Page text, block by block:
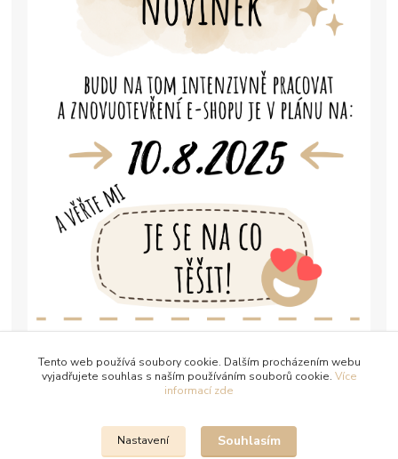
Tento web používá soubory cookie. Dalším procházením webu
vyjadřujete souhlas s naším používáním souborů cookie. Více
informací zde
Nastavení Souhlasím